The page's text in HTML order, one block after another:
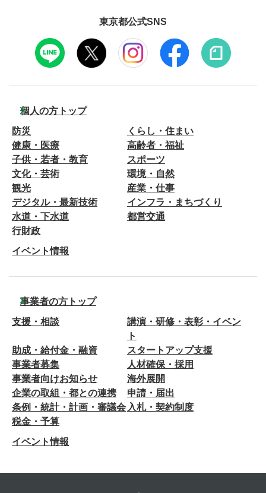
東京都公式SNS
個人の方トップ
防災
くらし・住まい
健康・医療
高齢者・福祉
子供・若者・教育
スポーツ
文化・芸術
環境・自然
観光
産業・仕事
デジタル・最新技術
インフラ・まちづくり
水道・下水道
都営交通
行財政
イベント情報
事業者の方トップ
支援・相談
講演・研修・表彰・イベン
ト
助成・給付金・融資
スタートアップ支援
事業者募集
人材確保・採用
事業者向けお知らせ
海外展開
企業の取組・都との連携
申請・届出
条例・統計・計画・審議会 入札・契約制度
税金・予算
イベント情報